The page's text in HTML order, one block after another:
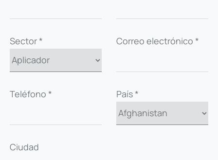
Sector * Correo electrónico *
Teléfono * País *
Ciudad